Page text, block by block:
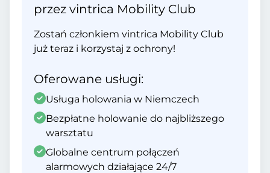
przez vintrica Mobility Club
Zostań członkiem vintrica Mobility Club
już teraz i korzystaj z ochrony!
Oferowane usługi:
Usługa holowania w Niemczech
Bezpłatne holowanie do najbliższego
warsztatu
Globalne centrum połączeń
alarmowych działające 24/7